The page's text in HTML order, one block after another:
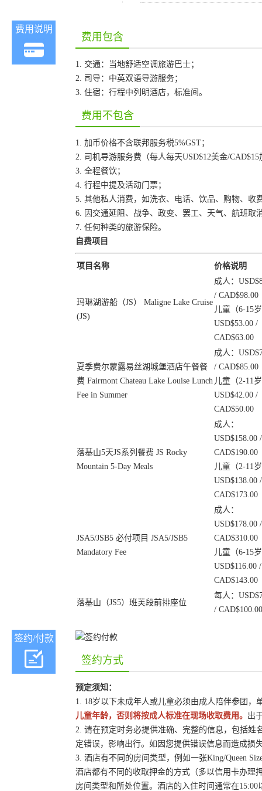
费用说明
费用包含
1. 交通：当地舒适空调旅游巴士；
2. 司导：中英双语导游服务；
3. 住宿：行程中列明酒店，标准间。
费用不包含
1. 加币价格不含联邦服务税5%GST；
2. 司机导游服务费（每人每天USD$12美金/CAD$15
3. 全程餐饮；
4. 行程中提及活动门票；
5. 其他私人消费，如洗衣、电话、饮品、购物、收
6. 因交通延阻、战争、政变、罢工、天气、航班取
7. 任何种类的旅游保险。
自费项目
项目名称 价格说明
玛琳湖游船（JS） Maligne Lake Cruise
(JS)
成人：
/ CAD$98.00
儿童（6-15
USD$53.00 /
CAD$63.00
夏季费尔蒙露易丝湖城堡酒店午餐餐
费 Fairmont Chateau Lake Louise Lunch
Fee in Summer
成人：
/ CAD$85.00
儿童（2-11
USD$42.00 /
CAD$50.00
落基山5天JS系列餐费 JS Rocky
Mountain 5-Day Meals
成人：
USD$158.00 /
CAD$190.00
儿童（2-11
USD$138.00 /
CAD$173.00
JSA5/JSB5 必付项目 JSA5/JSB5
Mandatory Fee
成人：
USD$178.00 /
CAD$310.00
儿童（6-15
USD$116.00 /
CAD$143.00
落基山（JS5）班芙段前排座位
每人：
/ CAD$100.00
签约/付款
签约方式
预定须知：
1. 18岁以下未成年人或儿童必须由成人陪伴参团
儿童年龄，否则将按成人标准在现场收取费用。 出
2. 请在预定时务必提供准确、完整的信息，包括
定错误，影响出行。如因您提供错误信息而造成损
3. 酒店有不同的房间类型，例如一张King/Queen
酒店都有不同的收取押金的方式（多以信用卡办理
房间类型和所处位置。酒店的入住时间通常在15:00